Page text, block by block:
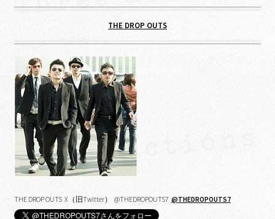
THE DROP OUTS
THE DROP OUTS X（旧Twitter） @THEDROPOUTS7 @THEDROPOUTS7